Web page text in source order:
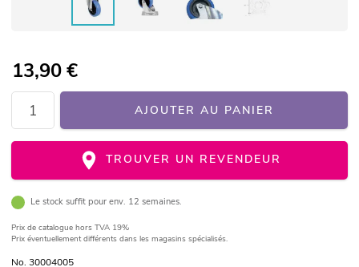
13,90€
AJOUTER AU PANIER
TROUVER UN REVENDEUR
Le stock suffit pour env. 12 semaines.
Prix de catalogue hors TVA 19%
Prix éventuellement différents dans les magasins spécialisés.
No. 30004005